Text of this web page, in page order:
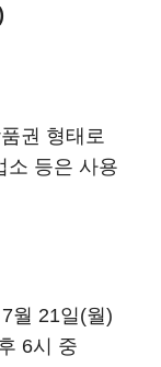
권 형태로
소 등은 사용
월 21일(월)
6시 중